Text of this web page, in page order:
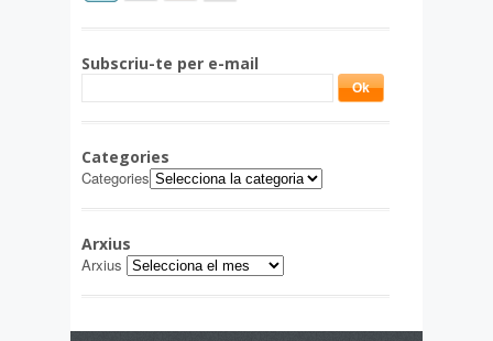
Subscriu-te per e-mail
Categories
Categories
Arxius
Arxius